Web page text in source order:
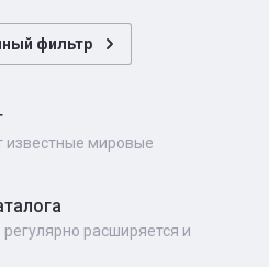
фильтр
известные мировые
регулярно расширяется и